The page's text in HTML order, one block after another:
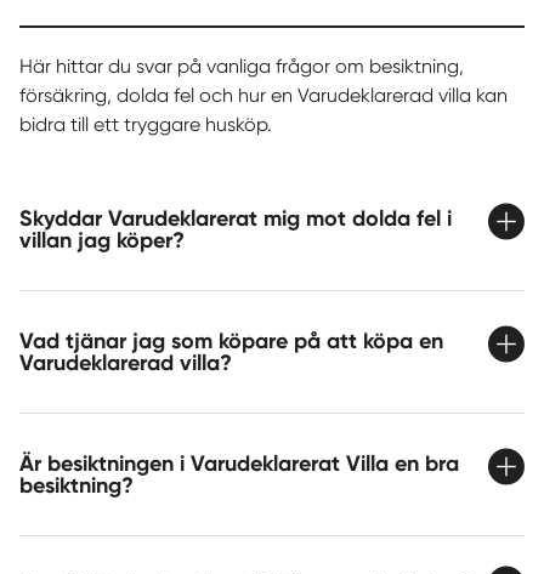
Här hittar du svar på vanliga frågor om besiktning,
försäkring, dolda fel och hur en Varudeklarerad villa kan
bidra till ett tryggare husköp.
Skyddar Varudeklarerat mig mot dolda fel i
villan jag köper?
Vad tjänar jag som köpare på att köpa en
Varudeklarerad villa?
Är besiktningen i Varudeklarerat Villa en bra
besiktning?